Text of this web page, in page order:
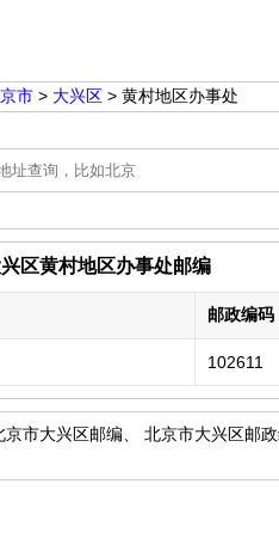
市 > 大兴区 > 黄村地区办事处
区黄村地区办事处邮编
邮政编码
102611
市大兴区邮编、 北京市大兴区邮